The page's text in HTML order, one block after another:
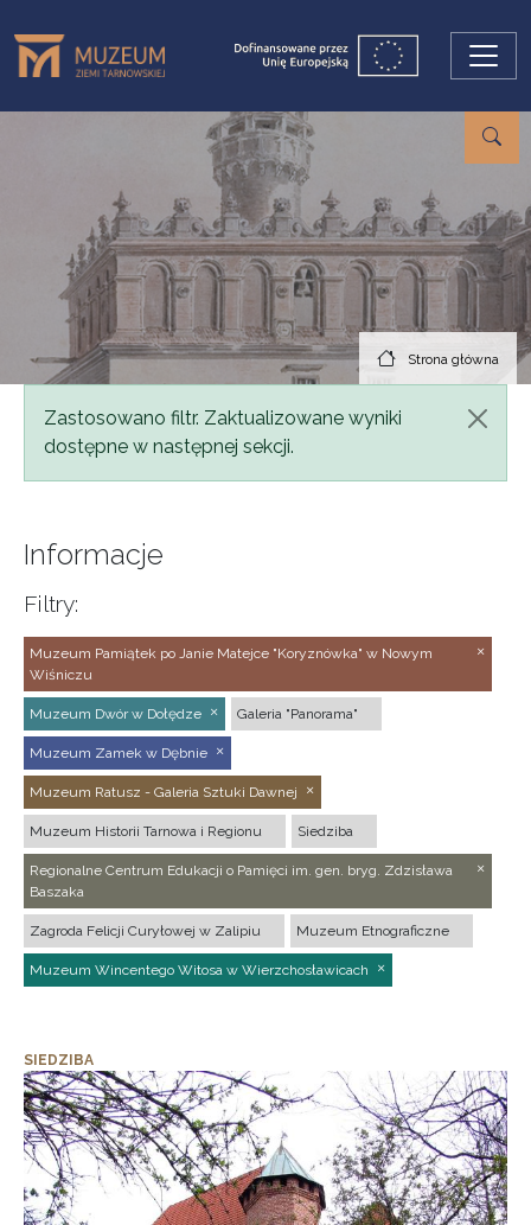
Strona główna
Komunikat
Zastosowano filtr. Zaktualizowane wyniki
dostępne w następnej sekcji.
Informacje
Filtry:
Muzeum Pamiątek po Janie Matejce "Koryznówka" w Nowym
Wiśniczu
Muzeum Dwór w Dołędze Galeria "Panorama"
Muzeum Zamek w Dębnie
Muzeum Ratusz - Galeria Sztuki Dawnej
Muzeum Historii Tarnowa i Regionu Siedziba
Regionalne Centrum Edukacji o Pamięci im. gen. bryg. Zdzisława
Baszaka
Zagroda Felicji Curyłowej w Zalipiu Muzeum Etnograficzne
Muzeum Wincentego Witosa w Wierzchosławicach
SIEDZIBA